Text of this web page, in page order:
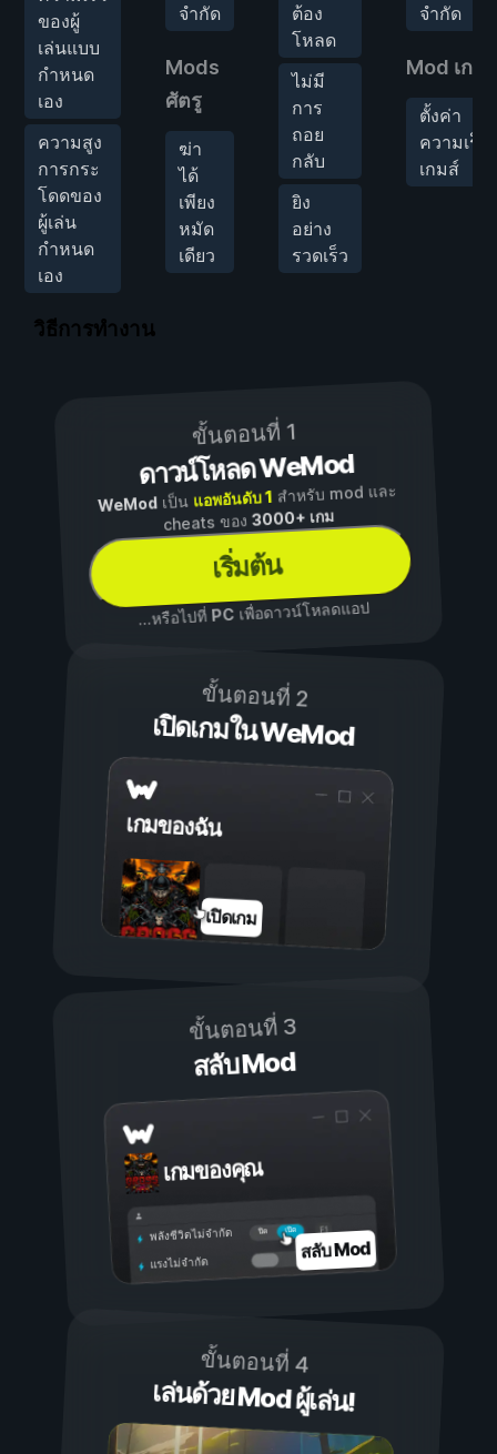
ของผู้
เล่นแบบ
กำหนด
เอง
ความสูง
การกระ
โดดของ
ผู้เล่น
กำหนด
เอง
จำกัด
Mods
ศัตรู
ฆ่า
ได้
เพียง
หมัด
เดียว
ต้อง
โหลด
ไม่มี
การ
ถอย
กลับ
ยิง
อย่าง
รวดเร็ว
จำกัด
Mod เกม
ตั้งค่า
ความเร็ว
เกมส์
วิธีการทำงาน
ขั้นตอนที่ 1
ดาวน์โหลด WeMod
WeModเป็น แอพอันดับ 1 สำหรับ mod และ
cheats ของ3000+ เกม
เริ่มต้น
...หรือไปที่ PCเพื่อดาวน์โหลดแอป
ขั้นตอนที่ 2
เปิดเกมใน WeMod
เกมของฉัน
เปิดเกม
ขั้นตอนที่ 3
สลับ Mod
เกมของคุณ
เปิด
ปิด
พลังชีวิตไม่จำกัด
แรงไม่จำกัด สลับ Mod
ขั้นตอนที่ 4
เล่นด้วย Mod ผู้เล่น!